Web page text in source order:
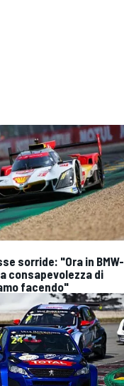
sorride: "Ora in BMW-
consapevolezza di
facendo"